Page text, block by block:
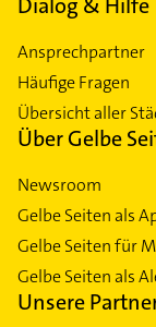
Ansprechpartner
Häufige Fragen
Übersicht aller
Über Gelbe
Newsroom
Gelbe Seiten als
Gelbe Seiten für
Gelbe Seiten als
Unsere